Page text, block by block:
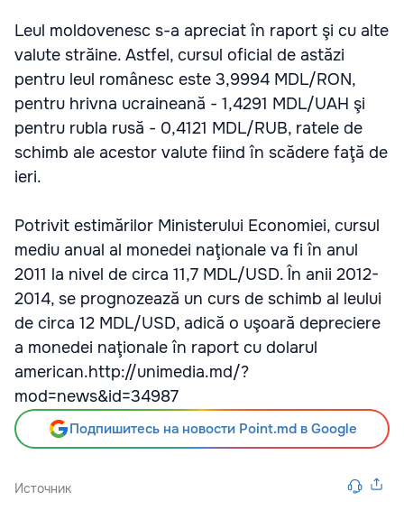
Leul moldovenesc s-a apreciat în raport şi cu alte
valute străine. Astfel, cursul oficial de astăzi
pentru leul românesc este 3,9994 MDL/RON,
pentru hrivna ucraineană - 1,4291 MDL/UAH şi
pentru rubla rusă - 0,4121 MDL/RUB, ratele de
schimb ale acestor valute fiind în scădere faţă de
ieri.
Potrivit estimărilor Ministerului Economiei, cursul
mediu anual al monedei naţionale va fi în anul
2011 la nivel de circa 11,7 MDL/USD. În anii 2012-
2014, se prognozează un curs de schimb al leului
de circa 12 MDL/USD, adică o uşoară depreciere
a monedei naţionale în raport cu dolarul
american.http://unimedia.md/?
mod=news&id=34987
Подпишитесь на новости Point.md в Google
Источник